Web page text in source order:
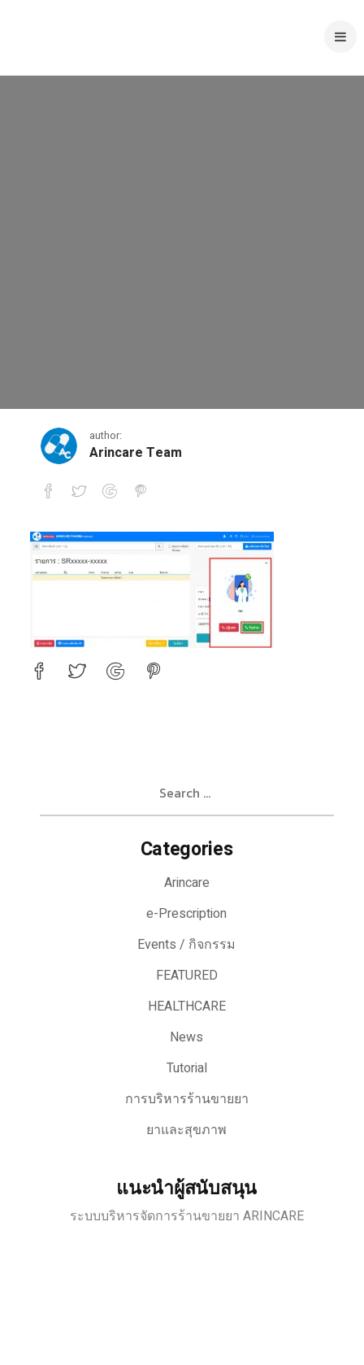
author:
Arincare Team
7
Categories
Arincare
e-Prescription
Events / กิจกรรม
FEATURED
HEALTHCARE
News
Tutorial
การบริหารร้านขายยา
ยาและสุขภาพ
แนะนำผู้สนับสนุน
ระบบบริหารจัดการร้านขายยา ARINCARE